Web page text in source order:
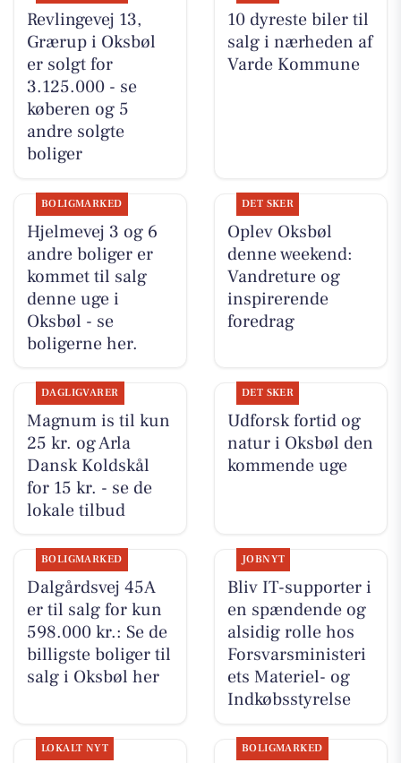
Revlingevej 13,
Grærup i Oksbøl
er solgt for
3.125.000 - se
køberen og 5
andre solgte
boliger
10 dyreste biler til
salg i nærheden af
Varde Kommune
BOLIGMARKED
Hjelmevej 3 og 6
andre boliger er
kommet til salg
denne uge i
Oksbøl - se
boligerne her.
DET SKER
Oplev Oksbøl
denne weekend:
Vandreture og
inspirerende
foredrag
DAGLIGVARER
Magnum is til kun
25 kr. og Arla
Dansk Koldskål
for 15 kr. - se de
lokale tilbud
DET SKER
Udforsk fortid og
natur i Oksbøl den
kommende uge
BOLIGMARKED
Dalgårdsvej 45A
er til salg for kun
598.000 kr.: Se de
billigste boliger til
salg i Oksbøl her
JOBNYT
Bliv IT-supporter i
en spændende og
alsidig rolle hos
Forsvarsministeri
ets Materiel- og
Indkøbsstyrelse
LOKALT NYT BOLIGMARKED